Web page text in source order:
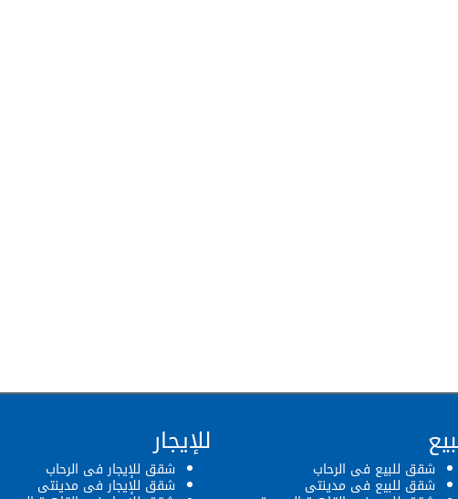
شقق للبيع فى الرحاب
شقق للبيع فى مدينتى
للإيجار
شقق للإيجار فى الرحاب
شقق للإيجار فى مدينتى